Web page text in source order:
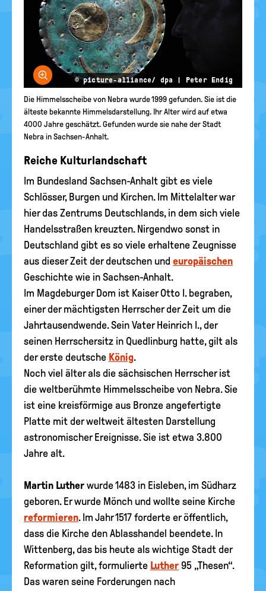
Bild vergrößern
© picture-alliance/ dpa | Peter Endig
Die Himmelsscheibe von Nebra wurde 1999 gefunden. Sie ist die
älteste bekannte Himmelsdarstellung. Ihr Alter wird auf etwa
4000 Jahre geschätzt. Gefunden wurde sie nahe der Stadt
Nebra in Sachsen-Anhalt.
Reiche Kulturlandschaft
Im Bundesland Sachsen-Anhalt gibt es viele
Schlösser, Burgen und Kirchen. Im Mittelalter war
hier das Zentrums Deutschlands, in dem sich viele
Handelsstraßen kreuzten. Nirgendwo sonst in
Deutschland gibt es so viele erhaltene Zeugnisse
aus dieser Zeit der deutschen und europäischen
Geschichte wie in Sachsen-Anhalt.
Im Magdeburger Dom ist Kaiser Otto I. begraben,
einer der mächtigsten Herrscher der Zeit um die
Jahrtausendwende. Sein Vater Heinrich I., der
seinen Herrschersitz in Quedlinburg hatte, gilt als
der erste deutsche König.
Noch viel älter als die sächsischen Herrscher ist
die weltberühmte Himmelsscheibe von Nebra. Sie
ist eine kreisförmige aus Bronze angefertigte
Platte mit der weltweit ältesten Darstellung
astronomischer Ereignisse. Sie ist etwa 3.800
Jahre alt.
Martin Luther wurde 1483 in Eisleben, im Südharz
geboren. Er wurde Mönch und wollte seine Kirche
reformieren. Im Jahr 1517 forderte er öffentlich,
dass die Kirche den Ablasshandel beendete. In
Wittenberg, das bis heute als wichtige Stadt der
Reformation gilt, formulierte Luther 95 „Thesen“.
Das waren seine Forderungen nach